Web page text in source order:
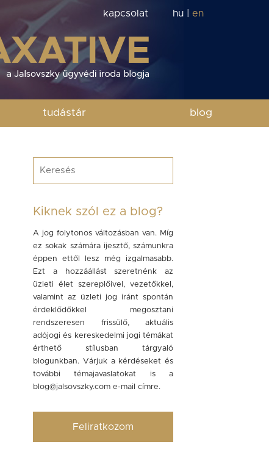
kapcsolat hu en
tudástár blog
Kiknek szól ez a blog?
A jog folytonos változásban van. Míg
ez sokak számára ijesztő, számunkra
éppen ettől lesz még izgalmasabb.
Ezt a hozzáállást szeretnénk az
üzleti élet szereplőivel, vezetőkkel,
valamint az üzleti jog iránt spontán
érdeklődőkkel megosztani
rendszeresen frissülő, aktuális
adójogi és kereskedelmi jogi témákat
érthető stílusban tárgyaló
blogunkban. Várjuk a kérdéseket és
további témajavaslatokat is a
blog@jalsovszky.com e-mail címre.
Feliratkozom